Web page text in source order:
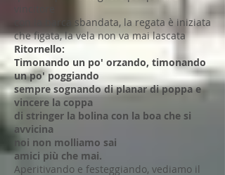
con la barca sbandata, la regata è iniziata
che figata, la vela non va mai lascata
Ritornello:
Timonando un po' orzando, timonando
un po' poggiando
sempre sognando di planar di poppa e
vincere la coppa
di stringer la bolina con la boa che si
avvicina
noi non molliamo sai
amici più che mai.
Aperitivando e festeggiando, vediamo il